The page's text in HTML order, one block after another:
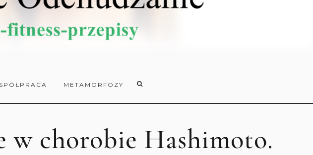
METAMORFOZY
w chorobie Hashimoto.